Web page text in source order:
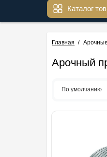
Каталог
Главная
Арочный
По умолчанию